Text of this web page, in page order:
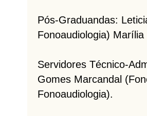
Pós-Graduandas:
Fonoaudiologia)
Servidores Técnico-
Gomes Marcandal
Fonoaudiologia).